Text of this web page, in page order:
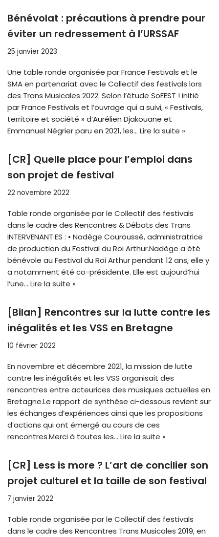
Bénévolat : précautions à prendre pour
éviter un redressement à l’URSSAF
25 janvier 2023
Une table ronde organisée par France Festivals et le
SMA en partenariat avec le Collectif des festivals lors
des Trans Musicales 2022. Selon l’étude SoFEST ! initié
par France Festivals et l’ouvrage qui a suivi, « Festivals,
territoire et société » d’Aurélien Djakouane et
Emmanuel Négrier paru en 2021, les… Lire la suite »
[CR] Quelle place pour l’emploi dans
son projet de festival
22 novembre 2022
Table ronde organisée par le Collectif des festivals
dans le cadre des Rencontres & Débats des Trans
INTERVENANT·ES : • Nadège Couroussé, administratrice
de production du Festival du Roi Arthur.Nadège a été
bénévole au Festival du Roi Arthur pendant 12 ans, elle y
a notamment été co-présidente. Elle est aujourd’hui
l’une… Lire la suite »
[Bilan] Rencontres sur la lutte contre les
inégalités et les VSS en Bretagne
10 février 2022
En novembre et décembre 2021, la mission de lutte
contre les inégalités et les VSS organisait des
rencontres entre acteurices des musiques actuelles en
Bretagne.Le rapport de synthèse ci-dessous revient sur
les échanges d’expériences ainsi que les propositions
d’actions qui ont émergé au cours de ces
rencontres.Merci à toutes les… Lire la suite »
[CR] Less is more ? L’art de concilier son
projet culturel et la taille de son festival
7 janvier 2022
Table ronde organisée par le Collectif des festivals
dans le cadre des Rencontres Trans Musicales 2019, en